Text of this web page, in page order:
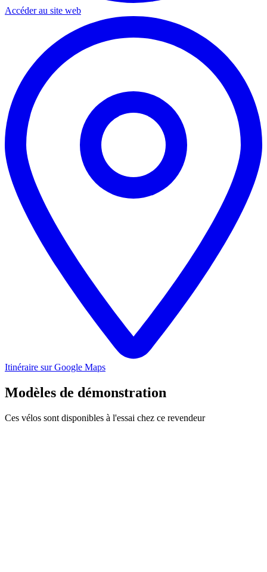
Accéder au site web
Itinéraire sur Google Maps
Modèles de démonstration
Ces vélos sont disponibles à l'essai chez ce revendeur